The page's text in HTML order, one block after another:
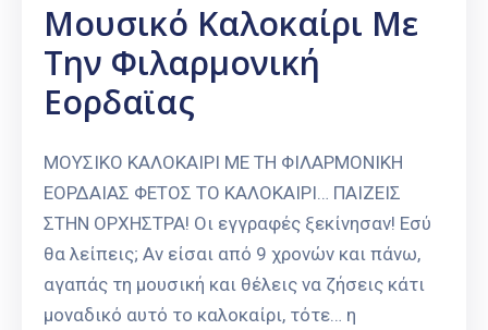
Μουσικό Καλοκαίρι Με
Την Φιλαρμονική
Εορδαϊας
ΜΟΥΣΙΚΟ ΚΑΛΟΚΑΙΡΙ ΜΕ ΤΗ ΦΙΛΑΡΜΟΝΙΚΗ
ΕΟΡΔΑΙΑΣ ΦΕΤΟΣ ΤΟ ΚΑΛΟΚΑΙΡΙ… ΠΑΙΖΕΙΣ
ΣΤΗΝ ΟΡΧΗΣΤΡΑ! Οι εγγραφές ξεκίνησαν! Εσύ
θα λείπεις; Αν είσαι από 9 χρονών και πάνω,
αγαπάς τη μουσική και θέλεις να ζήσεις κάτι
μοναδικό αυτό το καλοκαίρι, τότε… η